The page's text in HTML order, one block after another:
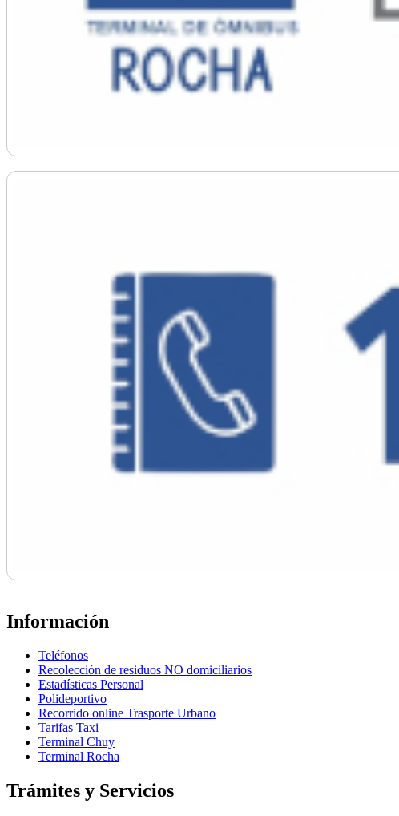
Información
Teléfonos
Recolección de residuos NO domiciliarios
Estadísticas Personal
Polideportivo
Recorrido online Trasporte Urbano
Tarifas Taxi
Terminal Chuy
Terminal Rocha
Trámites y Servicios